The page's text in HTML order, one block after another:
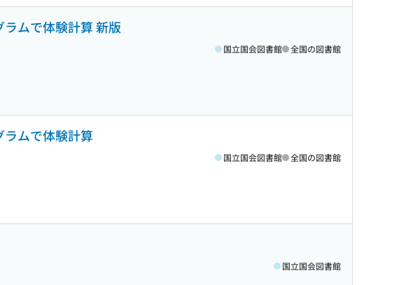
ムで体験計算 新版
国立国会図書館 全国の図書館
ラムで体験計算
国立国会図書館 全国の図書館
国立国会図書館